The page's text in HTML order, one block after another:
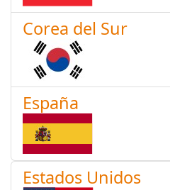
Corea del Sur
España
Estados Unidos